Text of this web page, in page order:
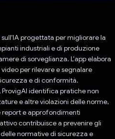
progettata per migliorare la
industriali e di produzione
di sorveglianza. L'app elabora
per rilevare e segnalare
e di conformità.
identifica pratiche non
e altre violazioni delle norme,
e approfondimenti
contribuisce a prevenire gli
normative di sicurezza e